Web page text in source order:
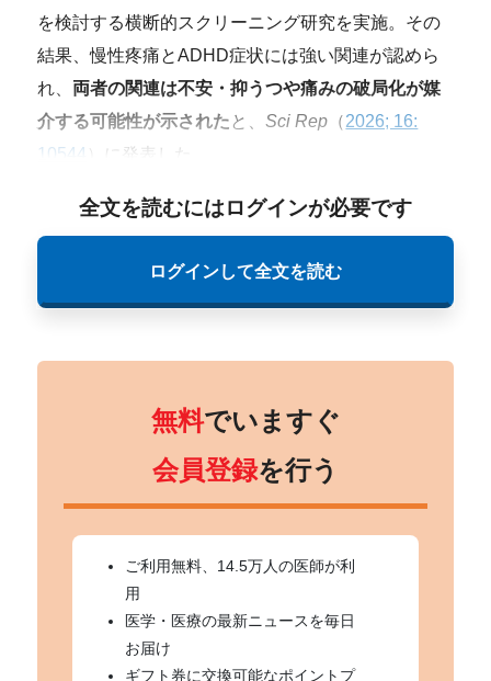
を検討する横断的スクリーニング研究を実施。その
結果、慢性疼痛とADHD症状には強い関連が認めら
れ、 両者の関連は不安・抑うつや痛みの破局化が媒
介する可能性が示された と、Sci Rep （2026; 16:
10544
）に発表した。
全文を読むにはログインが必要です
ログインして全文を読む
無料でいますぐ
会員登録を行う
ご利用無料、14.5万人の医師が利
用
医学・医療の最新ニュースを毎日
お届け
ギフト券に交換可能なポイントプ